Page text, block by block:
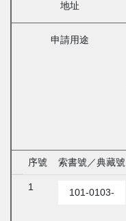
地址
申請用途
序號 索書號／典藏號
1